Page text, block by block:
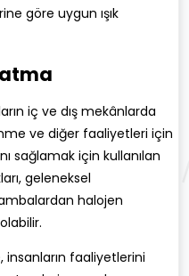
göre uygun ışık
iç ve dış mekânlarda
ve diğer faaliyetleri için
sağlamak için kullanılan
geleneksel
halojen
insanların faaliyetlerini